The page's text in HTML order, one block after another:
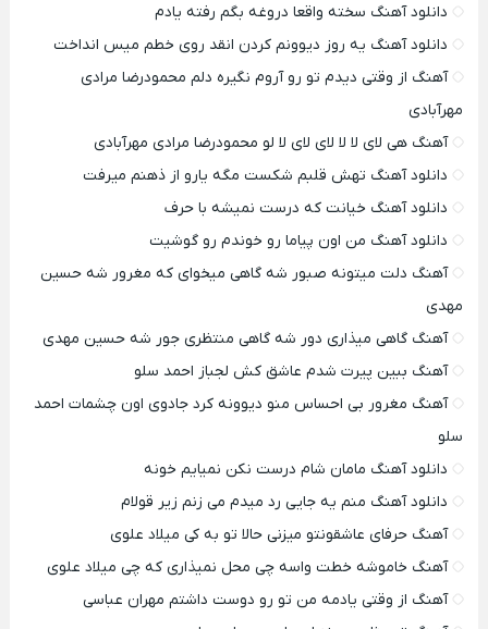
دانلود آهنگ سخته واقعا دروغه بگم رفته یادم
دانلود آهنگ یه روز دیوونم کردن انقد روی خطم میس انداخت
آهنگ از وقتی دیدم تو رو آروم نگیره دلم محمودرضا مرادی
مهرآبادی
آهنگ هی لای لا لا لای لای لا لو محمودرضا مرادی مهرآبادی
دانلود آهنگ تهش قلبم شکست مگه یارو از ذهنم میرفت
دانلود آهنگ خیانت که درست نمیشه با حرف
دانلود آهنگ من اون پیاما رو خوندم رو گوشیت
آهنگ دلت میتونه صبور شه گاهی میخوای که مغرور شه حسین
مهدی
آهنگ گاهی میذاری دور شه گاهی منتظری جور شه حسین مهدی
آهنگ ببین پیرت شدم عاشق کش لجباز احمد سلو
آهنگ مغرور بی احساس منو دیوونه کرد جادوی اون چشمات احمد
سلو
دانلود آهنگ مامان شام درست نکن نمیایم خونه
دانلود آهنگ منم یه جایی رد میدم می زنم زیر قولام
آهنگ حرفای عاشقونتو میزنی حالا تو به کی میلاد علوی
آهنگ خاموشه خطت واسه چی محل نمیذاری که چی میلاد علوی
آهنگ از وقتی یادمه من تو رو دوست داشتم مهران عباسی